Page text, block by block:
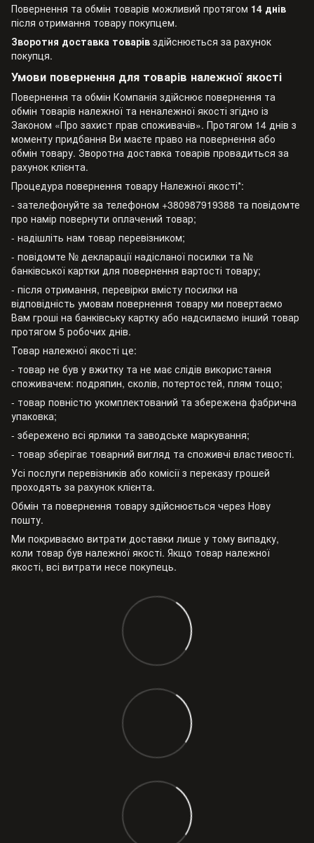
Повернення та обмін товарів можливий протягом 14 днів
після отримання товару покупцем.
Зворотня доставка товарів здійснюється за рахунок
покупця.
Умови повернення для товарів належної якості
Повернення та обмін Компанія здійснює повернення та
обмін товарів належної та неналежної якості згідно із
Законом «Про захист прав споживачів». Протягом 14 днів з
моменту придбання Ви маєте право на повернення або
обмін товару. Зворотна доставка товарів провадиться за
рахунок клієнта.
Процедура повернення товару Належної якості*:
- зателефонуйте за телефоном +380987919388 та повідомте
про намір повернути оплачений товар;
- надішліть нам товар перевізником;
- повідомте № декларації надісланої посилки та №
банківської картки для повернення вартості товару;
- після отримання, перевірки вмісту посилки на
відповідність умовам повернення товару ми повертаємо
Вам гроші на банківську картку або надсилаємо інший товар
протягом 5 робочих днів.
Товар належної якості це:
- товар не був у вжитку та не має слідів використання
споживачем: подряпин, сколів, потертостей, плям тощо;
- товар повністю укомплектований та збережена фабрична
упаковка;
- збережено всі ярлики та заводське маркування;
- товар зберігає товарний вигляд та споживчі властивості.
Усі послуги перевізників або комісії з переказу грошей
проходять за рахунок клієнта.
Обмін та повернення товару здійснюється через Нову
пошту.
Ми покриваємо витрати доставки лише у тому випадку,
коли товар був належної якості. Якщо товар належної
якості, всі витрати несе покупець.